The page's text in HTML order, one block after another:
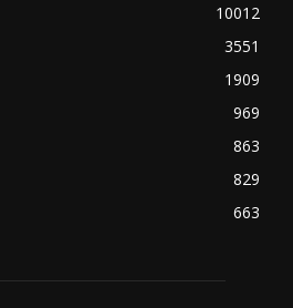
10012
3551
1909
969
863
829
663